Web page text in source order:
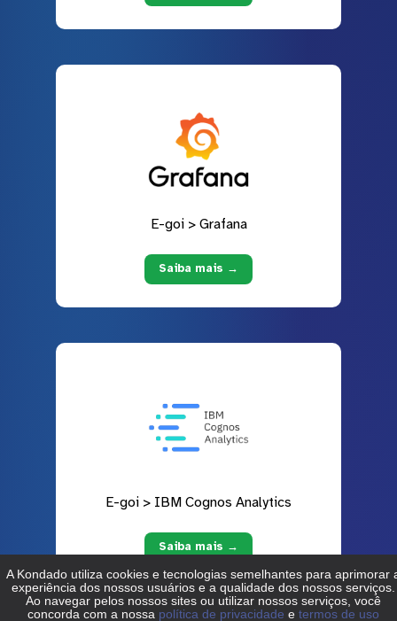
E-goi > Grafana
Saiba mais →
E-goi > IBM Cognos Analytics
Saiba mais →